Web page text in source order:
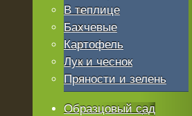
В теплице
Бахчевые
Картофель
Лук и чеснок
Пряности и зелень
Образцовый сад